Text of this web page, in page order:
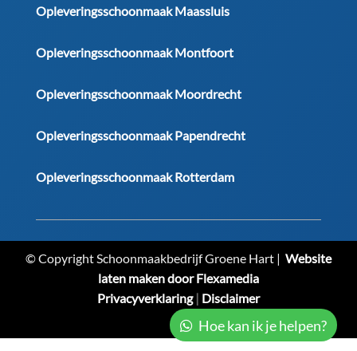
Opleveringsschoonmaak Maassluis
Opleveringsschoonmaak Montfoort
Opleveringsschoonmaak Moordrecht
Opleveringsschoonmaak Papendrecht
Opleveringsschoonmaak Rotterdam
Hoe kan ik je helpen?
© Copyright Schoonmaakbedrijf Groene Hart | Website
laten maken door Flexamedia
Privacyverklaring| Disclaimer